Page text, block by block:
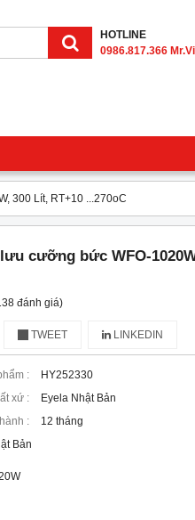
HOTLINE
0986.817.366
300 Lít, RT+10 ...270oC
cưỡng bức WFO-
đánh giá)
TWEET LINKEDIN
:
HY252330
xứ :
Eyela Nhật Bản
:
12 tháng
Bản